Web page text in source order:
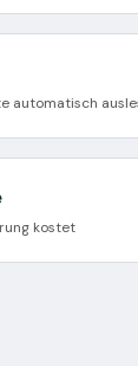
automatisch
kostet